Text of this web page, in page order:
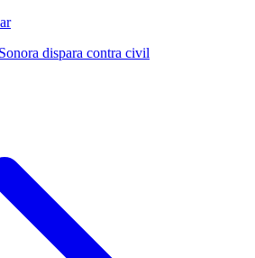
dispara contra civil